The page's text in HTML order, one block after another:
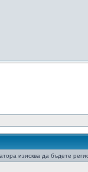
изисква да бъдете